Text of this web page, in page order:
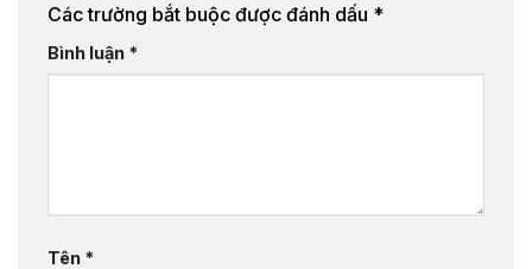
Các trường bắt buộc được đánh dấu *
Bình luận *
Tên *